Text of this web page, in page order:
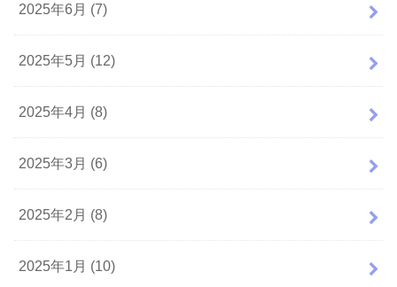
2025年6月 (7)
2025年5月 (12)
2025年4月 (8)
2025年3月 (6)
2025年2月 (8)
2025年1月 (10)